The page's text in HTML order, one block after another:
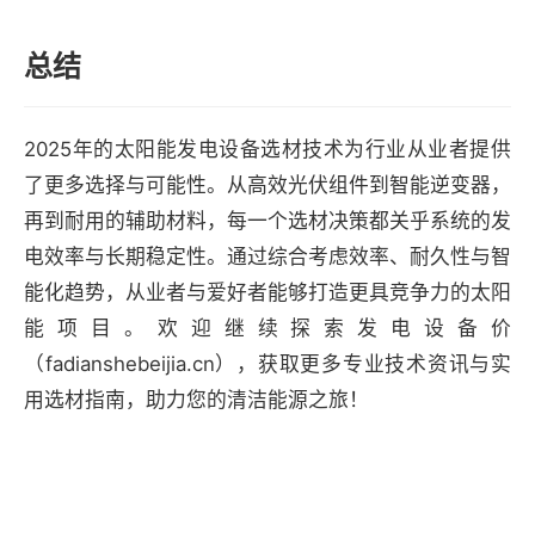
总结
2025年的太阳能发电设备选材技术为行业从业者提供
了更多选择与可能性。从高效光伏组件到智能逆变器，
再到耐用的辅助材料，每一个选材决策都关乎系统的发
电效率与长期稳定性。通过综合考虑效率、耐久性与智
能化趋势，从业者与爱好者能够打造更具竞争力的太阳
能项目。欢迎继续探索发电设备价
（fadianshebeijia.cn），获取更多专业技术资讯与实
用选材指南，助力您的清洁能源之旅！